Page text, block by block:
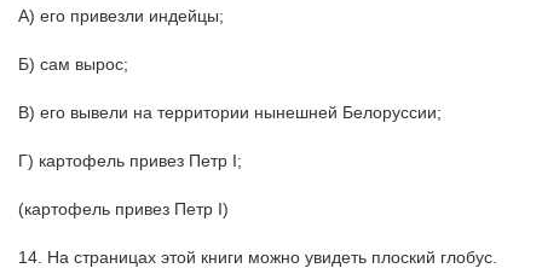
А) его привезли индейцы;
Б) сам вырос;
В) его вывели на территории нынешней Белоруссии;
Г) картофель привез Петр I;
(картофель привез Петр I)
14. На страницах этой книги можно увидеть плоский глобус.